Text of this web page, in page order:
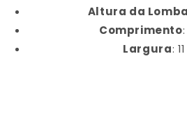
Altura da
Comprimento
Largura: